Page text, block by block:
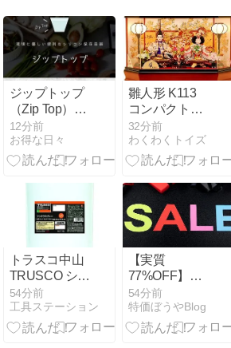
ジップトップ
（Zip Top）の
割引クーポン
やセールまと
め【2026年最
12分前
お得な日々
雛人形 K113
コンパクトオ
ルゴール付き
ケース飾りを
レビュー
32分前
わくわくトイズ
トラスコ中山
TRUSCO シン
トウ 18L 浸透
潤滑剤の魅力
54分前
工具ステーション
【実質
77%OFF】
[BIG masow]
スリッパ 麻 夏
秋 室内履き ル
54分前
特価ぼうやBlog